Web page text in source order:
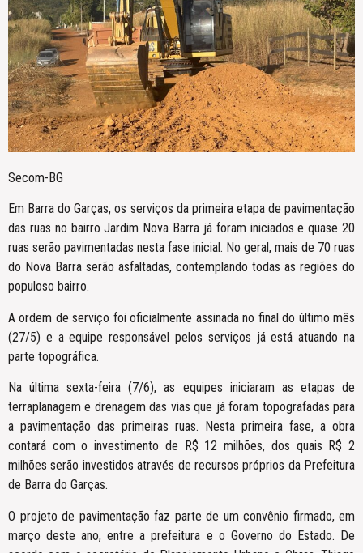
Secom-BG
Em Barra do Garças, os serviços da primeira etapa de pavimentação
das ruas no bairro Jardim Nova Barra já foram iniciados e quase 20
ruas serão pavimentadas nesta fase inicial. No geral, mais de 70 ruas
do Nova Barra serão asfaltadas, contemplando todas as regiões do
populoso bairro.
A ordem de serviço foi oficialmente assinada no final do último mês
(27/5) e a equipe responsável pelos serviços já está atuando na
parte topográfica.
Na última sexta-feira (7/6), as equipes iniciaram as etapas de
terraplanagem e drenagem das vias que já foram topografadas para
a pavimentação das primeiras ruas. Nesta primeira fase, a obra
contará com o investimento de R$ 12 milhões, dos quais R$ 2
milhões serão investidos através de recursos próprios da Prefeitura
de Barra do Garças.
O projeto de pavimentação faz parte de um convênio firmado, em
março deste ano, entre a prefeitura e o Governo do Estado. De